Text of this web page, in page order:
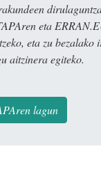
eta
eta zu bezalako
aitzinera egiteko.
lagun